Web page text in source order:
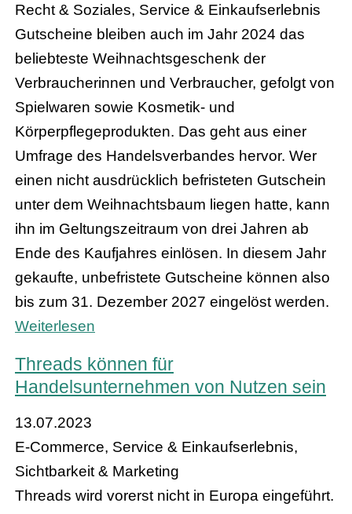
Recht & Soziales, Service & Einkaufserlebnis
Gutscheine bleiben auch im Jahr 2024 das
beliebteste Weihnachtsgeschenk der
Verbraucherinnen und Verbraucher, gefolgt von
Spielwaren sowie Kosmetik- und
Körperpflegeprodukten. Das geht aus einer
Umfrage des Handelsverbandes hervor. Wer
einen nicht ausdrücklich befristeten Gutschein
unter dem Weihnachtsbaum liegen hatte, kann
ihn im Geltungszeitraum von drei Jahren ab
Ende des Kaufjahres einlösen. In diesem Jahr
gekaufte, unbefristete Gutscheine können also
bis zum 31. Dezember 2027 eingelöst werden.
Weiterlesen
Threads können für
Handelsunternehmen von Nutzen sein
13.07.2023
E-Commerce, Service & Einkaufserlebnis,
Sichtbarkeit & Marketing
Threads wird vorerst nicht in Europa eingeführt.